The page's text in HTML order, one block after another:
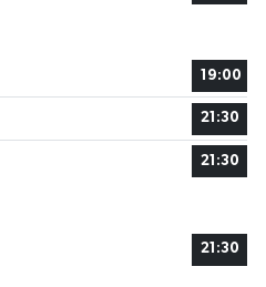
19:00
21:30
21:30
21:30